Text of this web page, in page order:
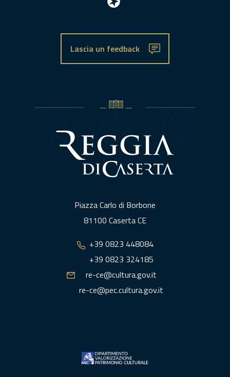
Lascia un feedback
Piazza Carlo di Borbone
81100 Caserta CE
+39 0823 448084
+39 0823 324185
re-ce@cultura.gov.it
re-ce@pec.cultura.gov.it